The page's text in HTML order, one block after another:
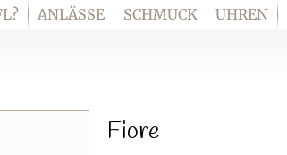
ANLÄSSE SCHMUCK UHREN
Fiore